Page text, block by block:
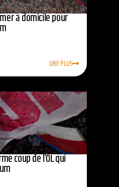
à domicile pour
LIRE PLUS
coup de l’OL qui